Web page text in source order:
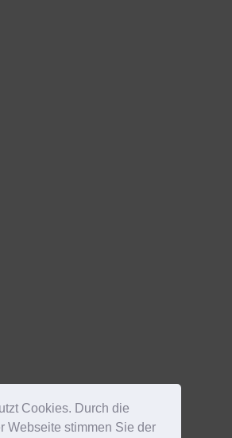
Cookies. Durch die
Webseite stimmen Sie der